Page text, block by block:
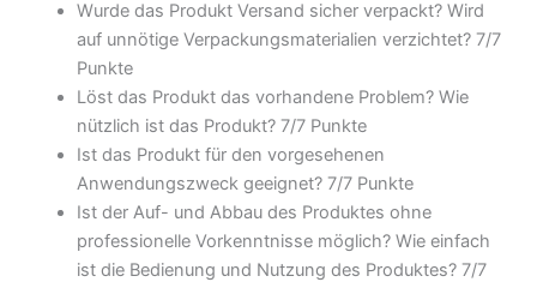
Wurde das Produkt Versand sicher verpackt? Wird
auf unnötige Verpackungsmaterialien verzichtet? 7/7
Punkte
Löst das Produkt das vorhandene Problem? Wie
nützlich ist das Produkt? 7/7 Punkte
Ist das Produkt für den vorgesehenen
Anwendungszweck geeignet? 7/7 Punkte
Ist der Auf- und Abbau des Produktes ohne
professionelle Vorkenntnisse möglich? Wie einfach
ist die Bedienung und Nutzung des Produktes? 7/7